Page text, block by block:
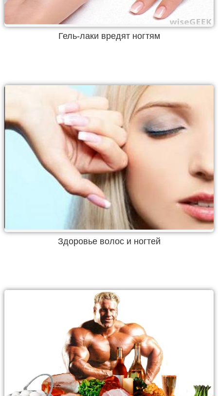
Гель-лаки вредят ногтям
Здоровье волос и ногтей